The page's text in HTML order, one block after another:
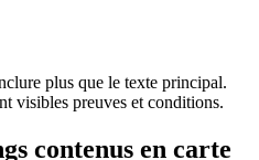
plus que le texte principal.
visibles preuves et conditions.
contenus en carte